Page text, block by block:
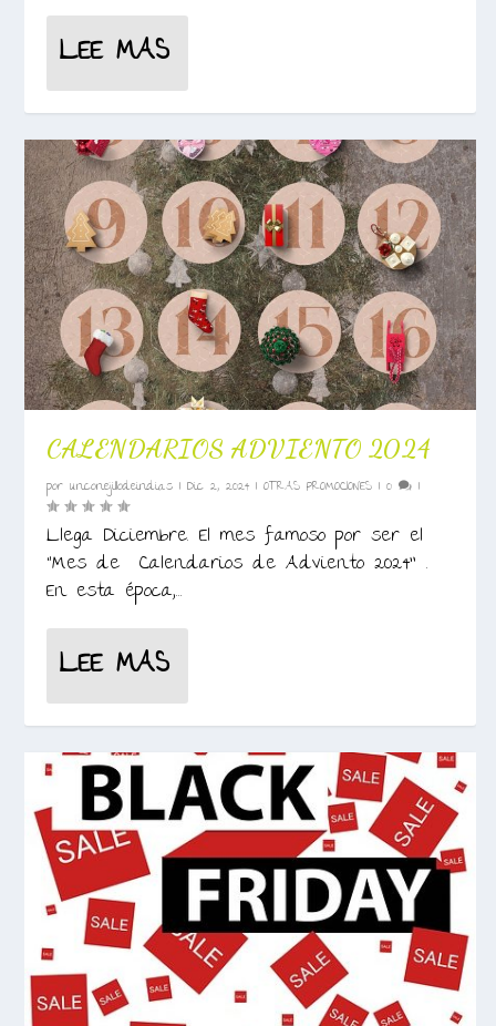
LEE MAS
CALENDARIOS ADVIENTO 2024
porunconejillodeindias |Dic 2, 2024 |OTRAS PROMOCIONES |0 |
Llega Diciembre. El mes famoso por ser el
“Mes de Calendarios de Adviento 2024” .
En esta época,...
LEE MAS